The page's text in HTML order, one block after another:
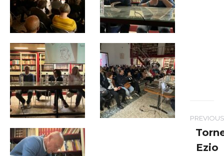
Post
navigation
PREVIOUS
Ezio